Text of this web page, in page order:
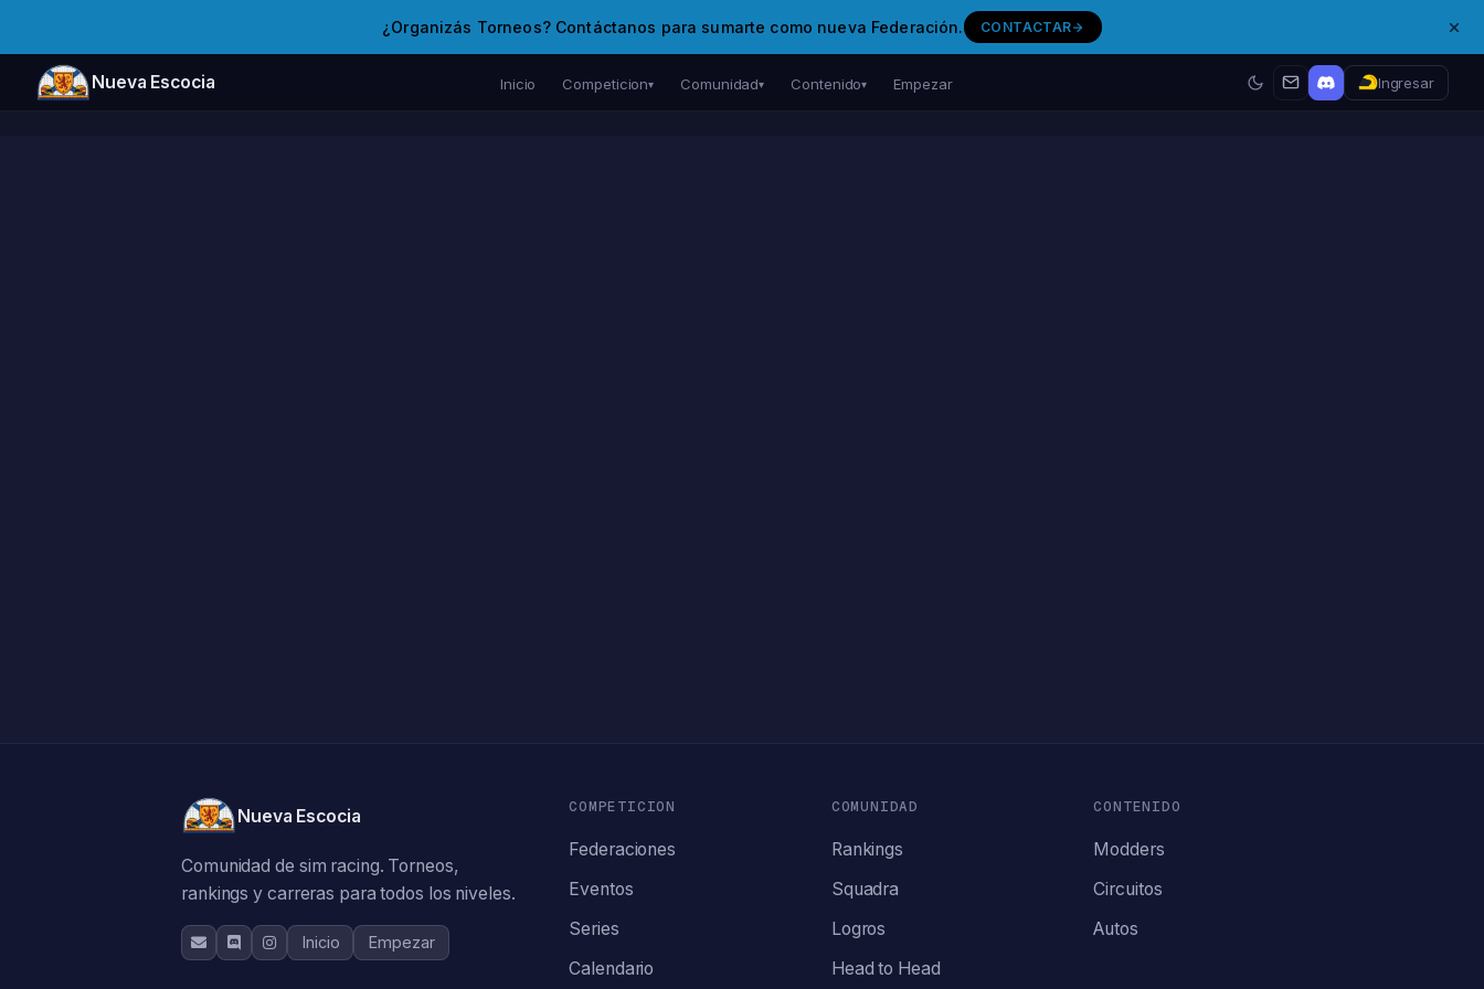
¿Organizás Torneos? Contáctanos para sumarte como nueva Federación. CONTACTAR
Nueva Escocia Inicio Competicion▾ Comunidad▾ Contenido▾ Empezar Ingresar
Nueva Escocia
Comunidad de sim racing. Torneos,
rankings y carreras para todos los niveles.
Inicio Empezar
COMPETICION
Federaciones
Eventos
Series
Calendario
COMUNIDAD
Rankings
Squadra
Logros
Head to Head
CONTENIDO
Modders
Circuitos
Autos